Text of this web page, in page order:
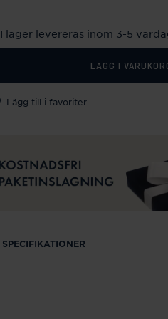
I lager levereras inom 3-5
LÄGG I
Lägg till i favoriter
SPECIFIKATIONER